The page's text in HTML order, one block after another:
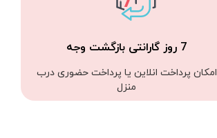
7 روز گارانتی بازگشت وجه
امکان پرداخت انلاین یا پرداخت حضوری درب
منزل